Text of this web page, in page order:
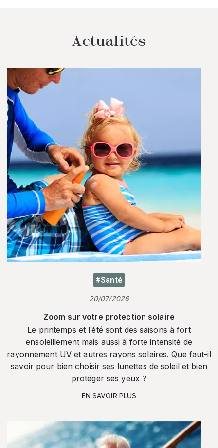
Actualités
#Santé
20/07/2026
Zoom sur votre protection solaire
Le printemps et l’été sont des saisons à fort
ensoleillement mais aussi à forte intensité de
rayonnement UV et autres rayons solaires. Que faut-il
savoir pour bien choisir ses lunettes de soleil et bien
protéger ses yeux ?
EN SAVOIR PLUS